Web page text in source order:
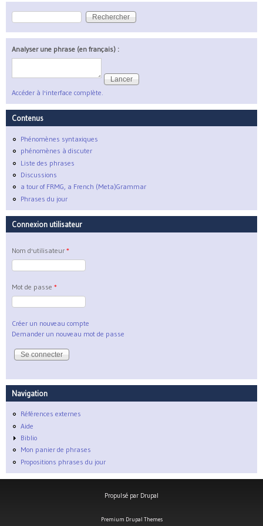
Formulaire de recherche
Rechercher
Analyser une phrase (en français) :
Accéder à l'interface complète.
Contenus
Phénomènes syntaxiques
phénomènes à discuter
Liste des phrases
Discussions
a tour of FRMG, a French (Meta)Grammar
Phrases du jour
Connexion utilisateur
Nom d'utilisateur *
Mot de passe *
Créer un nouveau compte
Demander un nouveau mot de passe
Navigation
Références externes
Aide
Biblio
Mon panier de phrases
Propositions phrases du jour
Propulsé par Drupal
Premium Drupal Themes